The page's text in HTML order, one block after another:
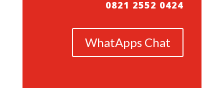
0821 2552 0424
WhatApps Chat